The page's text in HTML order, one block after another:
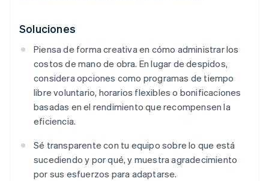
Soluciones
Piensa de forma creativa en cómo administrar los
costos de mano de obra. En lugar de despidos,
considera opciones como programas de tiempo
libre voluntario, horarios flexibles o bonificaciones
basadas en el rendimiento que recompensen la
eficiencia.
Sé transparente con tu equipo sobre lo que está
sucediendo y por qué, y muestra agradecimiento
por sus esfuerzos para adaptarse.